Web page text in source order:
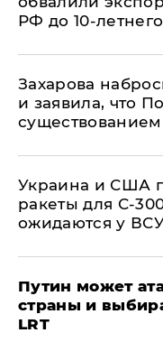
РФ до 10-
​Захарова
и заявила, что
Украина и США
ракеты для С-
ожидаются у
Путин может
страны и
LRT